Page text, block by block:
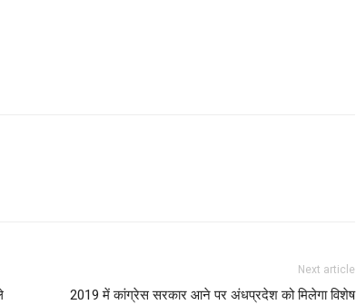
Next article
2019 में कांग्रेस सरकार आने पर अंधप्रदेश को मिलेगा विशेष